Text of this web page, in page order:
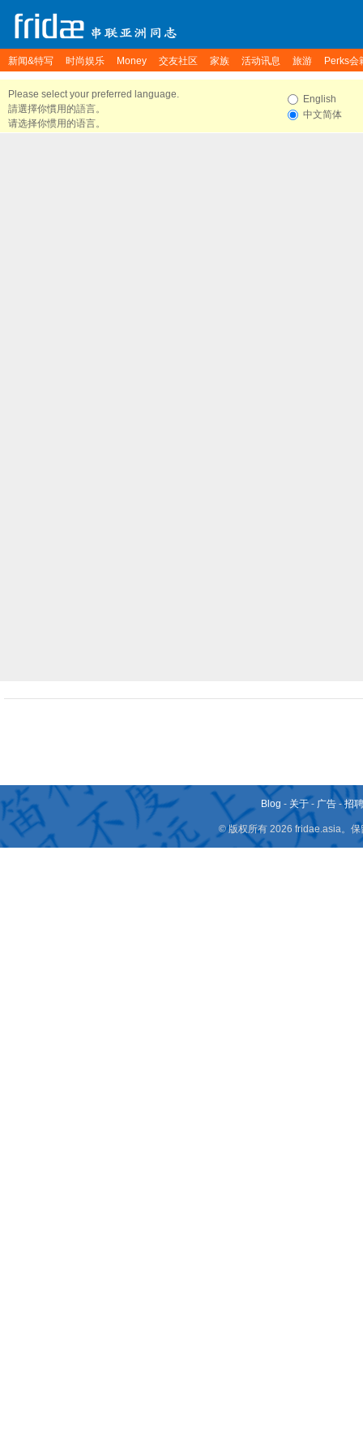
新闻&特写 时尚娱乐 Money 交友社区 家族 活动讯息 旅游 Perks会
Please select your preferred language.
請選擇你慣用的語言。
请选择你惯用的语言。
English
中文简体
Blog - 关于 - 广告 -招
© 版权所有 2026 fridae.asia。